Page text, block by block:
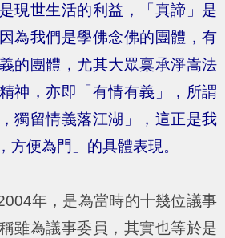
世生活的利益，「真諦」是
為我們是學佛念佛的團體，有
的團體，尤其大眾稟承淨嵩法
神，亦即「有情有義」，所謂
獨留情義落江湖」，這正是我
方便為門」的具體表現。
年，是為當時的十幾位議事
雖為議事委員，其實也等於是